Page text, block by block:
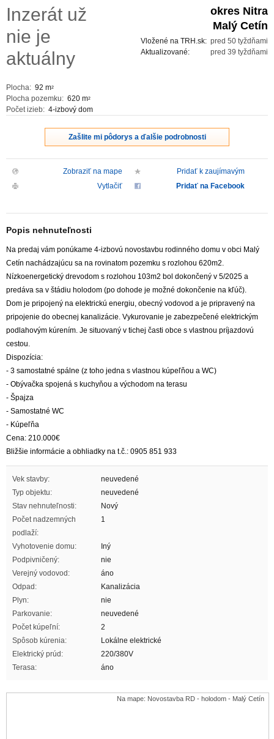
ZVÝRAZNENIE REALITNÝCH INZERÁTOV
OBCHODNÉ PODMIENKY
PRIPOMIENKY
Inzerát už
nie je
aktuálny
Plocha: 92 m2
Plocha pozemku: 620 m2
Počet izieb: 4-izbový dom
okres Nitra
Malý Cetín
pred 50 tyždňami
Vložené na TRH.sk:
pred 39 tyždňami
Aktualizované:
Zašlite mi pôdorys a ďalšie podrobnosti
Zobraziť na mape
Pridať k zaujímavým
Vytlačiť
Pridať na Facebook
Popis nehnuteľnosti
Na predaj vám ponúkame 4-izbovú novostavbu rodinného domu v obci Malý
Cetín nachádzajúcu sa na rovinatom pozemku s rozlohou 620m2.
Nízkoenergetický drevodom s rozlohou 103m2 bol dokončený v 5/2025 a
predáva sa v štádiu holodom (po dohode je možné dokončenie na kľúč).
Dom je pripojený na elektrickú energiu, obecný vodovod a je pripravený na
pripojenie do obecnej kanalizácie. Vykurovanie je zabezpečené elektrickým
podlahovým kúrením. Je situovaný v tichej časti obce s vlastnou príjazdovú
cestou.
Dispozícia:
- 3 samostatné spálne (z toho jedna s vlastnou kúpeľňou a WC)
- Obývačka spojená s kuchyňou a východom na terasu
- Špajza
- Samostatné WC
- Kúpeľňa
Cena: 210.000€
Bližšie informácie a obhliadky na t.č.: 0905 851 933
Vek stavby:
neuvedené
Typ objektu:
neuvedené
Stav nehnuteľnosti:
Nový
Počet nadzemných
podlaží:
1
Vyhotovenie domu:
Iný
Podpivničený:
nie
Verejný vodovod:
áno
Odpad:
Kanalizácia
Plyn:
nie
Parkovanie:
neuvedené
Počet kúpeľní:
2
Spôsob kúrenia:
Lokálne elektrické
Elektrický prúd:
220/380V
Terasa:
áno
Na mape: Novostavba RD - holodom - Malý Cetín